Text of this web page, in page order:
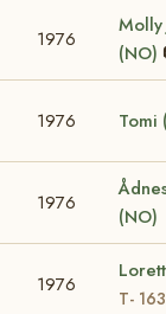
1976
Molly
(NO)
1976 Tomi
1976
(NO)
1976
T-